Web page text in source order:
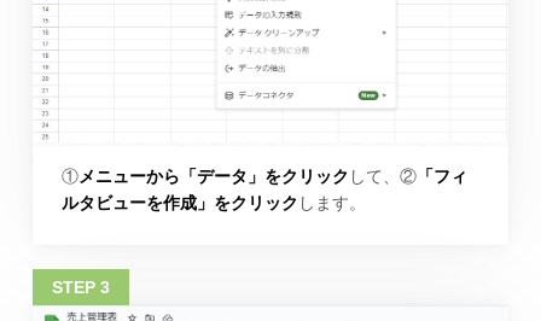
①メニューから「データ」をクリック して、②「フィ
ルタビューを作成」をクリック します。